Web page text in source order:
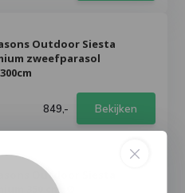
Outdoor Siesta
zweefparasol
849,- Bekijken
Outdoor Siesta
350 cm. Ø